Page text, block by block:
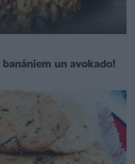
un avokado!